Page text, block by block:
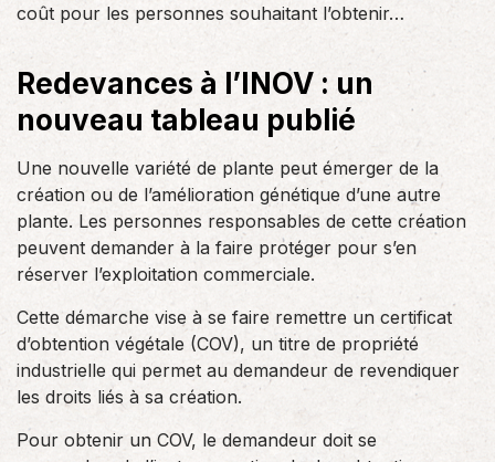
coût pour les personnes souhaitant l’obtenir…
Redevances à l’INOV : un
nouveau tableau publié
Une nouvelle variété de plante peut émerger de la
création ou de l’amélioration génétique d’une autre
plante. Les personnes responsables de cette création
peuvent demander à la faire protéger pour s’en
réserver l’exploitation commerciale.
Cette démarche vise à se faire remettre un certificat
d’obtention végétale (COV), un titre de propriété
industrielle qui permet au demandeur de revendiquer
les droits liés à sa création.
Pour obtenir un COV, le demandeur doit se